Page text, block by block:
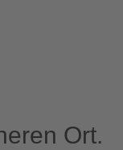
Ort.